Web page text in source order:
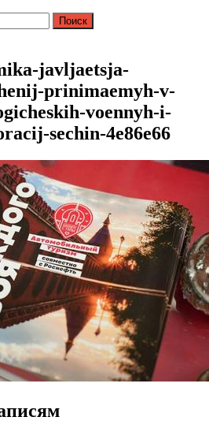
javljaetsja-
prinimaemyh-v-
voennyh-i-
sechin-4e86e66